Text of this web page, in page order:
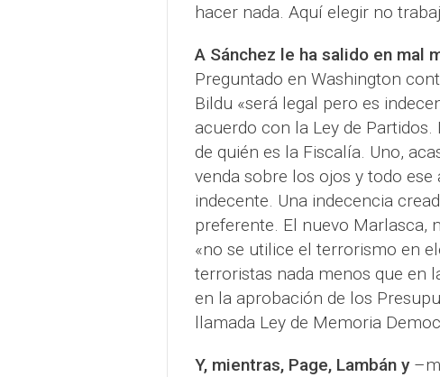
hacer nada. Aquí elegir no
A Sánchez le ha salido en mal
Preguntado en Washington
Bildu «será legal pero es
acuerdo con la Ley de
de quién es la Fiscalía. Uno,
venda sobre los ojos y todo
indecente. Una indecencia
preferente. El nuevo Marlasca,
«no se utilice el terrorismo en
terroristas nada menos que en
en la aprobación de los
llamada Ley de Memoria
Y, mientras, Page, Lambán y